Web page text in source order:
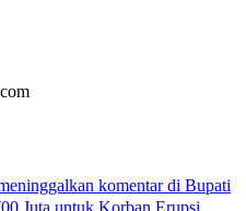
komentar di Bupati
Juta untuk Korban Erupsi